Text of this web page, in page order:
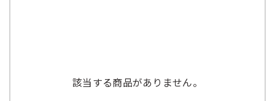
該当する商品がありません。